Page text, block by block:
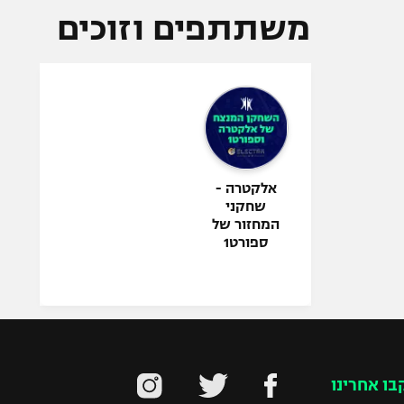
משתתפים וזוכים
אלקטרה -
שחקני
המחזור של
ספורט1
אחרינו